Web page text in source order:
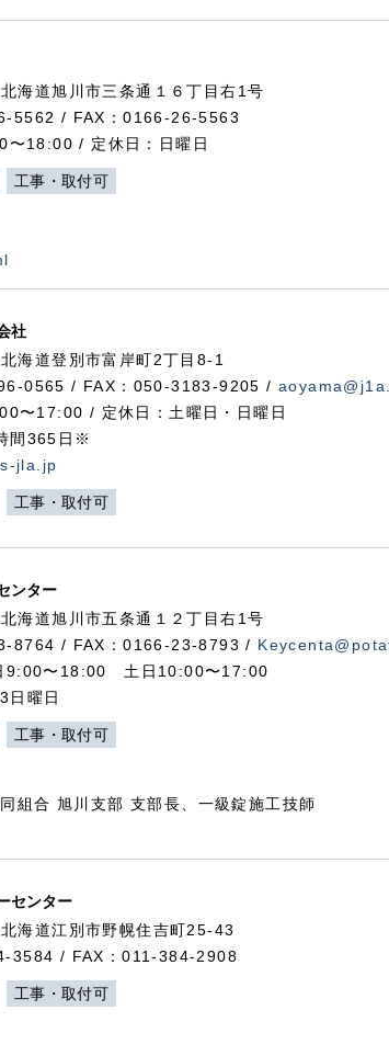
道旭川市三条通１６丁目右1号
5562 / FAX：0166-26-5563
〜18:00 / 定休日：日曜日
工事・取付可
社
北海道登別市富岸町2丁目 8-1
0565 / FAX：050-3183-9205 /
〜17:00 / 定休日：土曜日・日曜日
間365日※
jla.jp
工事・取付可
ンター
道旭川市五条通１２丁目右1号
8764 / FAX：0166-23-8793 /
9:00〜18:00 土日10:00〜17:00
日曜日
工事・取付可
組合 旭川支部 支部長、一級錠施工技師
センター
海道江別市野幌住吉町25-43
3584 / FAX：011-384-2908
工事・取付可